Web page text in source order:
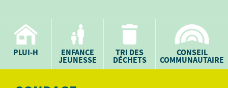
PLUI-H ENFANCE
JEUNESSE
TRI DES
DÉCHETS
CONSEIL
COMMUNAUTAIRE